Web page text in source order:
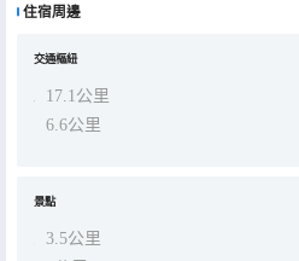
魯體育場有11公里。朱利葉斯·尼雷爾國際機場距離住宿有15公里。
住宿周邊
交通樞紐
17.1公里
6.6公里
景點
3.5公里